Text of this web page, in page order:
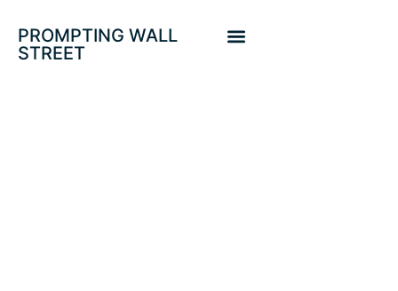
PROMPTING WALL
STREET